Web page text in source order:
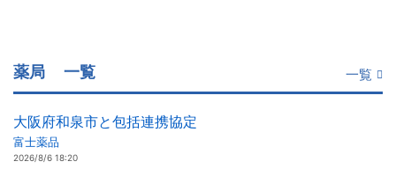
薬局 一覧 一覧
大阪府和泉市と包括連携協定
富士薬品
2026/8/6 18:20